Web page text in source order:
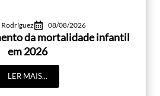
Rodríguez 08/08/2026
da mortalidade infantil
em 2026
LER MAIS...